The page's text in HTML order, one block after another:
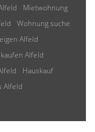
Mietwohnung
Wohnung suche
Alfeld
kaufen Alfeld
Hauskauf
Alfeld